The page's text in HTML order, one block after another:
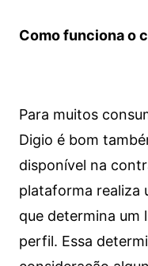
Como funciona o
Para muitos
Digio é bom
disponível na
plataforma realiza
que determina um
perfil. Essa